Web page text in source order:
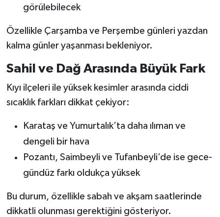
görülebilecek
Özellikle Çarşamba ve Perşembe günleri yazdan
kalma günler yaşanması bekleniyor.
Sahil ve Dağ Arasında Büyük Fark
Kıyı ilçeleri ile yüksek kesimler arasında ciddi
sıcaklık farkları dikkat çekiyor:
Karataş ve Yumurtalık’ta daha ılıman ve
dengeli bir hava
Pozantı, Saimbeyli ve Tufanbeyli’de ise gece-
gündüz farkı oldukça yüksek
Bu durum, özellikle sabah ve akşam saatlerinde
dikkatli olunması gerektiğini gösteriyor.